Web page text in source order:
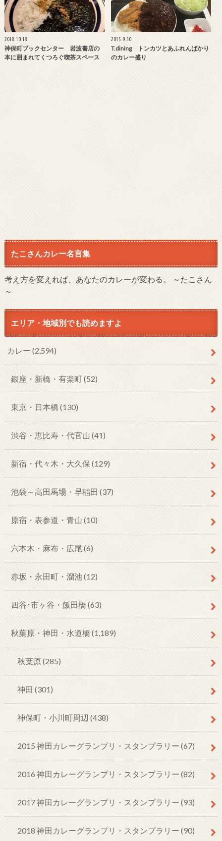
2018.10.18
神保町ブックセンター 岩波書店の
本に囲まれてくつろぐ喫茶スペース
2015.9.30
T.dining トンカツとあふれんばかり
のカレー盛り
たこさんカレー名言集
考え方を変えれば、あなたのカレーが変わる。 ～たこさん
～
エリア・地域別でも読めますよ
カレー (2,594)
銀座・新橋・有楽町(52)
東京・日本橋 (130)
渋谷・恵比寿・代官山 (41)
新宿・代々木・大久保 (129)
池袋～高田馬場・早稲田 (37)
原宿・表参道・青山 (10)
六本木・麻布・広尾 (6)
赤坂・永田町・溜池(12)
四谷･市ヶ谷・飯田橋 (63)
秋葉原・神田・水道橋 (1,189)
秋葉原(285)
神田 (301)
神保町・小川町周辺 (438)
2015 神田カレーグランプリ・スタンプラリー (67)
2016 神田カレーグランプリ・スタンプラリー (82)
2017 神田カレーグランプリ・スタンプラリー (93)
2018 神田カレーグランプリ・スタンプラリー (90)